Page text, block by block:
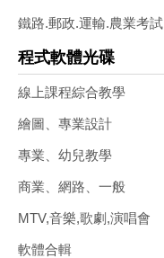
鐵路.郵政.運輸.農業考試
程式軟體光碟
線上課程綜合教學
繪圖、專業設計
專業、幼兒教學
商業、網路、一般
MTV,音樂,歌劇,演唱會
軟體合輯